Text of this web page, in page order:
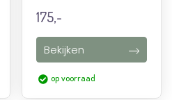
175,-
Bekijken
op voorraad